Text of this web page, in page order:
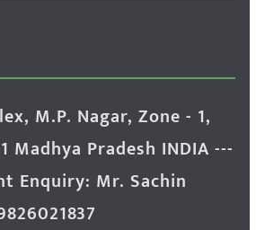
M.P. Nagar, Zone - 1,
Madhya Pradesh INDIA ---
Enquiry: Mr. Sachin